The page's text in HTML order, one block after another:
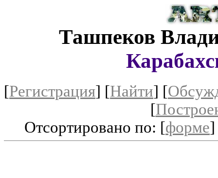
Ташпеков
[Регистрация] [Найти] [
[
Отсортировано по: [форме